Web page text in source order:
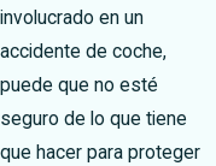
involucrado en un
accidente de coche,
puede que no esté
seguro de lo que tiene
que hacer para proteger